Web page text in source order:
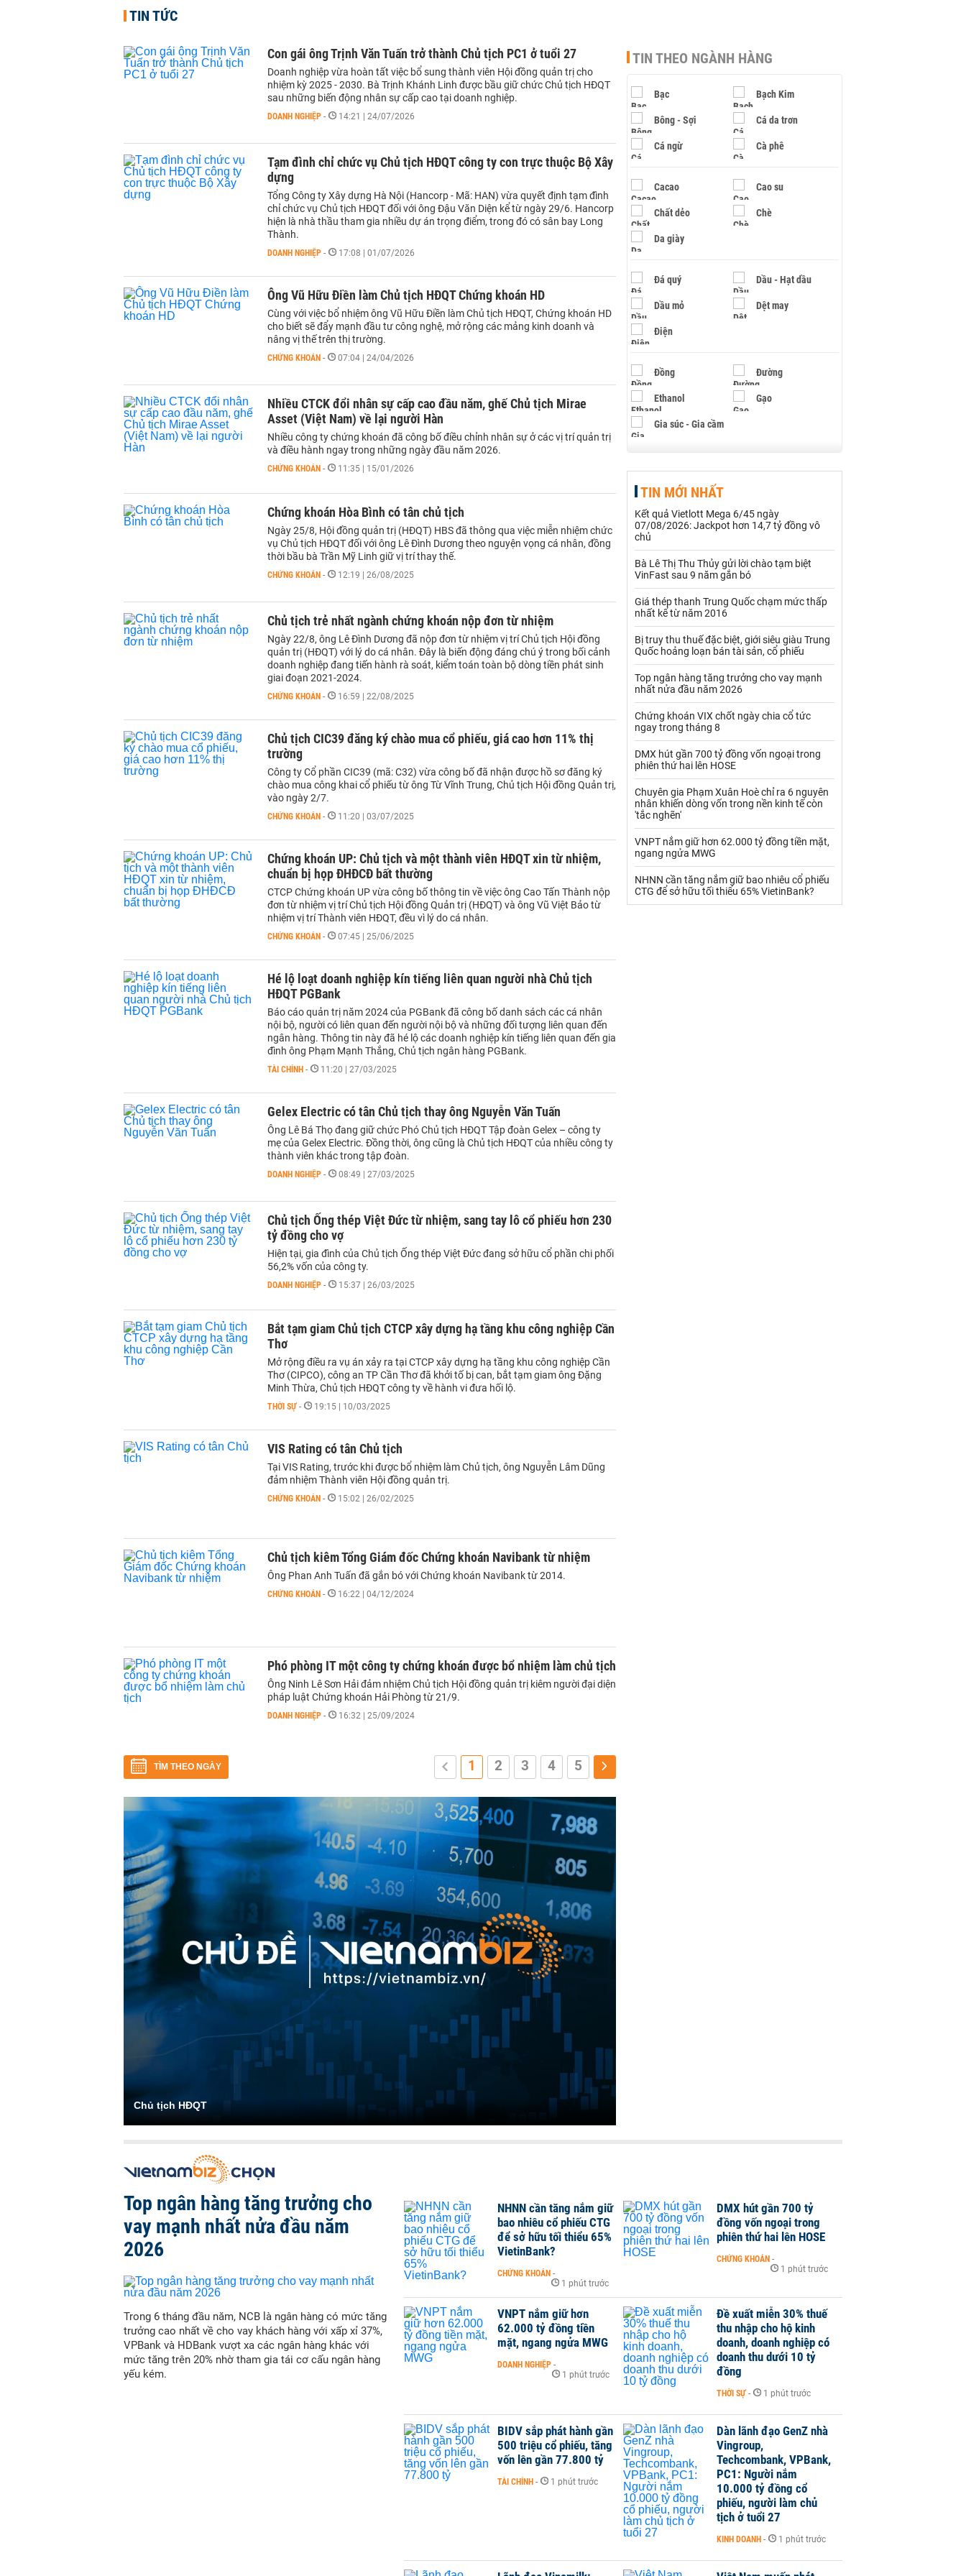
TIN TỨC
Con gái ông Trịnh Văn Tuấn trở thành Chủ tịch PC1 ở tuổi 27
Doanh nghiệp vừa hoàn tất việc bổ sung thành viên Hội đồng quản trị cho
nhiệm kỳ 2025 - 2030. Bà Trịnh Khánh Linh được bầu giữ chức Chủ tịch HĐQT
sau những biến động nhân sự cấp cao tại doanh nghiệp.
DOANH NGHIỆP - 14:21 | 24/07/2026
Tạm đình chỉ chức vụ Chủ tịch HĐQT công ty con trực thuộc Bộ Xây
dựng
Tổng Công ty Xây dựng Hà Nội (Hancorp - Mã: HAN) vừa quyết định tạm đình
chỉ chức vụ Chủ tịch HĐQT đối với ông Đậu Văn Diện kể từ ngày 29/6. Hancorp
hiện là nhà thầu tham gia nhiều dự án trọng điểm, trong đó có sân bay Long
Thành.
DOANH NGHIỆP - 17:08 | 01/07/2026
Ông Vũ Hữu Điền làm Chủ tịch HĐQT Chứng khoán HD
Cùng với việc bổ nhiệm ông Vũ Hữu Điền làm Chủ tịch HĐQT, Chứng khoán HD
cho biết sẽ đẩy mạnh đầu tư công nghệ, mở rộng các mảng kinh doanh và
nâng vị thế trên thị trường.
CHỨNG KHOÁN - 07:04 | 24/04/2026
Nhiều CTCK đổi nhân sự cấp cao đầu năm, ghế Chủ tịch Mirae
Asset (Việt Nam) về lại người Hàn
Nhiều công ty chứng khoán đã công bố điều chỉnh nhân sự ở các vị trí quản trị
và điều hành ngay trong những ngày đầu năm 2026.
CHỨNG KHOÁN - 11:35 | 15/01/2026
Chứng khoán Hòa Bình có tân chủ tịch
Ngày 25/8, Hội đồng quản trị (HĐQT) HBS đã thông qua việc miễn nhiệm chức
vụ Chủ tịch HĐQT đối với ông Lê Đình Dương theo nguyện vọng cá nhân, đồng
thời bầu bà Trần Mỹ Linh giữ vị trí thay thế.
CHỨNG KHOÁN - 12:19 | 26/08/2025
Chủ tịch trẻ nhất ngành chứng khoán nộp đơn từ nhiệm
Ngày 22/8, ông Lê Đình Dương đã nộp đơn từ nhiệm vị trí Chủ tịch Hội đồng
quản trị (HĐQT) với lý do cá nhân. Đây là biến động đáng chú ý trong bối cảnh
doanh nghiệp đang tiến hành rà soát, kiểm toán toàn bộ dòng tiền phát sinh
giai đoạn 2021-2024.
CHỨNG KHOÁN - 16:59 | 22/08/2025
Chủ tịch CIC39 đăng ký chào mua cổ phiếu, giá cao hơn 11% thị
trường
Công ty Cổ phần CIC39 (mã: C32) vừa công bố đã nhận được hồ sơ đăng ký
chào mua công khai cổ phiếu từ ông Từ Vĩnh Trung, Chủ tịch Hội đồng Quản trị,
vào ngày 2/7.
CHỨNG KHOÁN - 11:20 | 03/07/2025
Chứng khoán UP: Chủ tịch và một thành viên HĐQT xin từ nhiệm,
chuẩn bị họp ĐHĐCĐ bất thường
CTCP Chứng khoán UP vừa công bố thông tin về việc ông Cao Tấn Thành nộp
đơn từ nhiệm vị trí Chủ tịch Hội đồng Quản trị (HĐQT) và ông Vũ Việt Bảo từ
nhiệm vị trí Thành viên HĐQT, đều vì lý do cá nhân.
CHỨNG KHOÁN - 07:45 | 25/06/2025
Hé lộ loạt doanh nghiệp kín tiếng liên quan người nhà Chủ tịch
HĐQT PGBank
Báo cáo quản trị năm 2024 của PGBank đã công bố danh sách các cá nhân
nội bộ, người có liên quan đến người nội bộ và những đối tượng liên quan đến
ngân hàng. Thông tin này đã hé lộ các doanh nghiệp kín tiếng liên quan đến gia
đình ông Phạm Mạnh Thắng, Chủ tịch ngân hàng PGBank.
TÀI CHÍNH - 11:20 | 27/03/2025
Gelex Electric có tân Chủ tịch thay ông Nguyễn Văn Tuấn
Ông Lê Bá Thọ đang giữ chức Phó Chủ tịch HĐQT Tập đoàn Gelex – công ty
mẹ của Gelex Electric. Đồng thời, ông cũng là Chủ tịch HĐQT của nhiều công ty
thành viên khác trong tập đoàn.
DOANH NGHIỆP - 08:49 | 27/03/2025
Chủ tịch Ống thép Việt Đức từ nhiệm, sang tay lô cổ phiếu hơn 230
tỷ đồng cho vợ
Hiện tại, gia đình của Chủ tịch Ống thép Việt Đức đang sở hữu cổ phần chi phối
56,2% vốn của công ty.
DOANH NGHIỆP - 15:37 | 26/03/2025
Bắt tạm giam Chủ tịch CTCP xây dựng hạ tầng khu công nghiệp Cần
Thơ
Mở rộng điều ra vụ án xảy ra tại CTCP xây dựng hạ tầng khu công nghiệp Cần
Thơ (CIPCO), công an TP Cần Thơ đã khởi tố bị can, bắt tạm giam ông Đặng
Minh Thừa, Chủ tịch HĐQT công ty về hành vi đưa hối lộ.
THỜI SỰ - 19:15 | 10/03/2025
VIS Rating có tân Chủ tịch
Tại VIS Rating, trước khi được bổ nhiệm làm Chủ tịch, ông Nguyễn Lâm Dũng
đảm nhiệm Thành viên Hội đồng quản trị.
CHỨNG KHOÁN - 15:02 | 26/02/2025
Chủ tịch kiêm Tổng Giám đốc Chứng khoán Navibank từ nhiệm
Ông Phan Anh Tuấn đã gắn bó với Chứng khoán Navibank từ 2014.
CHỨNG KHOÁN - 16:22 | 04/12/2024
Phó phòng IT một công ty chứng khoán được bổ nhiệm làm chủ tịch
Ông Ninh Lê Sơn Hải đảm nhiệm Chủ tịch Hội đồng quản trị kiêm người đại diện
pháp luật Chứng khoán Hải Phòng từ 21/9.
DOANH NGHIỆP - 16:32 | 25/09/2024
TÌM THEO NGÀY 1 2 3 4 5
Chủ tịch HĐQT
TIN THEO NGÀNH HÀNG
Bạc Bạch Kim
Bông - Sợi Cá da trơn
Cá ngừ Cà phê
Cacao Cao su
Chất dẻo Chè
Da giày
Đá quý Dầu - Hạt dầu
Dầu mỏ Dệt may
Điện
Đồng Đường
Ethanol Gạo
Gia súc - Gia cầm
Hạt điều
Khí đốt
Kim loại khác Mắc ca
Nhựa - Hạt nhựa
Palladium Phân bón
Rau - Củ -Quả Sắt thép
Sữa
Than Thức ăn chăn nuôi
Thủy hải sản khác
Vàng
VLXD khác Xăng dầu
Xi măng - Clynker
TIN MỚI NHẤT
Kết quả Vietlott Mega 6/45 ngày
07/08/2026: Jackpot hơn 14,7 tỷ đồng vô
chủ
Bà Lê Thị Thu Thủy gửi lời chào tạm biệt
VinFast sau 9 năm gắn bó
Giá thép thanh Trung Quốc chạm mức thấp
nhất kể từ năm 2016
Bị truy thu thuế đặc biệt, giới siêu giàu Trung
Quốc hoảng loạn bán tài sản, cổ phiếu
Top ngân hàng tăng trưởng cho vay mạnh
nhất nửa đầu năm 2026
Chứng khoán VIX chốt ngày chia cổ tức
ngay trong tháng 8
DMX hút gần 700 tỷ đồng vốn ngoại trong
phiên thứ hai lên HOSE
Chuyên gia Phạm Xuân Hoè chỉ ra 6 nguyên
nhân khiến dòng vốn trong nền kinh tế còn
'tắc nghẽn'
VNPT nắm giữ hơn 62.000 tỷ đồng tiền mặt,
ngang ngửa MWG
NHNN cần tăng nắm giữ bao nhiêu cổ phiếu
CTG để sở hữu tối thiểu 65% VietinBank?
Top ngân hàng tăng trưởng cho
vay mạnh nhất nửa đầu năm
2026
Trong 6 tháng đầu năm, NCB là ngân hàng có mức tăng
trưởng cao nhất về cho vay khách hàng với xấp xỉ 37%,
VPBank và HDBank vượt xa các ngân hàng khác với
mức tăng trên 20% nhờ tham gia tái cơ cấu ngân hàng
yếu kém.
NHNN cần tăng nắm giữ
bao nhiêu cổ phiếu CTG
để sở hữu tối thiểu 65%
VietinBank?
CHỨNG KHOÁN -
1 phút trước
DMX hút gần 700 tỷ
đồng vốn ngoại trong
phiên thứ hai lên HOSE
CHỨNG KHOÁN -
1 phút trước
VNPT nắm giữ hơn
62.000 tỷ đồng tiền
mặt, ngang ngửa MWG
DOANH NGHIỆP -
1 phút trước
Đề xuất miễn 30% thuế
thu nhập cho hộ kinh
doanh, doanh nghiệp có
doanh thu dưới 10 tỷ
đồng
THỜI SỰ - 1 phút trước
BIDV sắp phát hành gần
500 triệu cổ phiếu, tăng
vốn lên gần 77.800 tỷ
TÀI CHÍNH - 1 phút trước
Dàn lãnh đạo GenZ nhà
Vingroup,
Techcombank, VPBank,
PC1: Người nắm
10.000 tỷ đồng cổ
phiếu, người làm chủ
tịch ở tuổi 27
KINH DOANH - 1 phút trước